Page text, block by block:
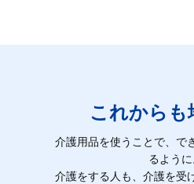
これからも
介護用品を使うことで、で
るように
介護をする人も、介護を受